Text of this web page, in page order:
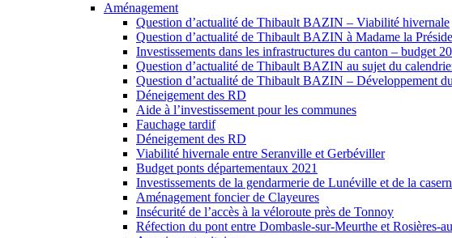
Aménagement
Question d’actualité de Thibault BAZIN – Viabilité hivernale
Question d’actualité de Thibault BAZIN à Madame la
Investissements dans les infrastructures du canton – budget
Question d’actualité de Thibault BAZIN au sujet du
Question d’actualité de Thibault BAZIN – Développement
Déneigement des RD
Aide à l’investissement pour les communes
Fauchage tardif
Déneigement des RD
Viabilité hivernale entre Seranville et Gerbéviller
Budget ponts départementaux 2021
Investissements de la gendarmerie de Lunéville et de la
Aménagement foncier de Clayeures
Insécurité de l’accès à la véloroute près de Tonnoy
Réfection du pont entre Dombasle-sur-Meurthe et Rosières-